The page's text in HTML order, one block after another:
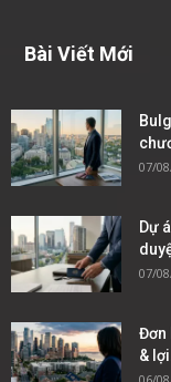
Bài Viết Mới
07/
Dự
07/
Đơn
&